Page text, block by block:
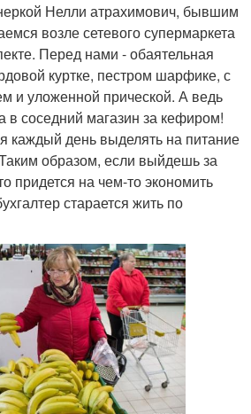
Нелли атрахимович, бывшим
возле сетевого супермаркета
Перед нами - обаятельная
куртке, пестром шарфике, с
и уложенной прической. А ведь
в соседний магазин за кефиром!
каждый день выделять на питание
образом, если выйдешь за
придется на чем-то экономить
старается жить по